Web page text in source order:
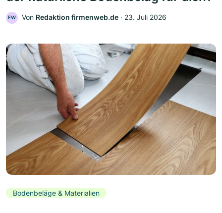
FW Von Redaktion firmenweb.de ‧ 23. Juli 2026
Bodenbeläge & Materialien